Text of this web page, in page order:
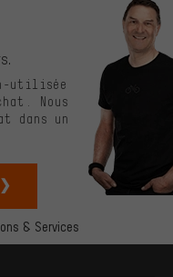
& Services
utilisée
Nous
dans un